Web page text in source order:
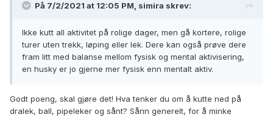
På 7/2/2021 at 12:05 PM, simira skrev:
Ikke kutt all aktivitet på rolige dager, men gå kortere, rolige
turer uten trekk, løping eller lek. Dere kan også prøve dere
fram litt med balanse mellom fysisk og mental aktivisering,
en husky er jo gjerne mer fysisk enn mentalt aktiv.
Godt poeng, skal gjøre det! Hva tenker du om å kutte ned på
dralek, ball, pipeleker og sånt? Sånn generelt, for å minke